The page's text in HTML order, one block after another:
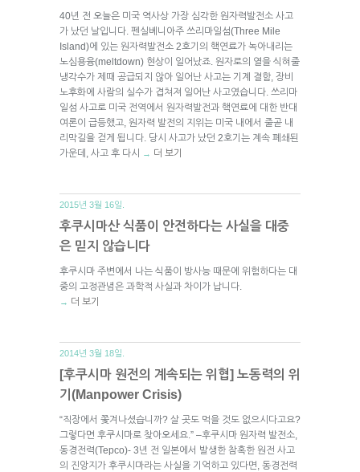
40년 전 오늘은 미국 역사상 가장 심각한 원자력발전소 사고
가 났던 날입니다. 펜실베니아주 쓰리마일섬(Three Mile
Island)에 있는 원자력발전소 2호기의 핵연료가 녹아내리는
노심용융(meltdown) 현상이 일어났죠. 원자로의 열을 식혀줄
냉각수가 제때 공급되지 않아 일어난 사고는 기계 결함, 장비
노후화에 사람의 실수가 겹쳐져 일어난 사고였습니다. 쓰리마
일섬 사고로 미국 전역에서 원자력발전과 핵연료에 대한 반대
여론이 급등했고, 원자력 발전의 지위는 미국 내에서 줄곧 내
리막길을 걷게 됩니다. 당시 사고가 났던 2호기는 계속 폐쇄된
가운데, 사고 후 다시
→ 더 보기
2015년 3월 16일.
후쿠시마산 식품이 안전하다는 사실을 대중
은 믿지 않습니다
후쿠시마 주변에서 나는 식품이 방사능 때문에 위험하다는 대
중의 고정관념은 과학적 사실과 차이가 납니다.
→ 더 보기
2014년 3월 18일.
[후쿠시마 원전의 계속되는 위협] 노동력의 위
기(Manpower Crisis)
“직장에서 쫓겨나셨습니까? 살 곳도 먹을 것도 없으시다고요?
그렇다면 후쿠시마로 찾아오세요.” –후쿠시마 원자력 발전소,
동경전력(Tepco)- 3년 전 일본에서 발생한 참혹한 원전 사고
의 진앙지가 후쿠시마라는 사실을 기억하고 있다면, 동경전력